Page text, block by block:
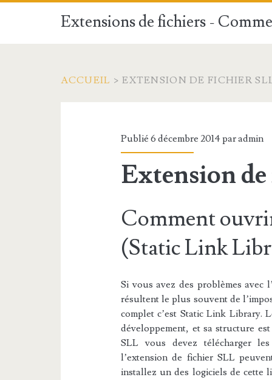
Extensions de fichiers -
ACCUEIL > EXTENSION DE FICHIER
Publié 6 décembre 2014 paradmin
Extension
Comment
(Static Link
Si vous avez des problèmes
résultent le plus souvent de
complet c’est Static Link Library.
développement, et sa structure
SLL vous devez télécharger
l’extension de fichier SLL
installez un des logiciels de cette